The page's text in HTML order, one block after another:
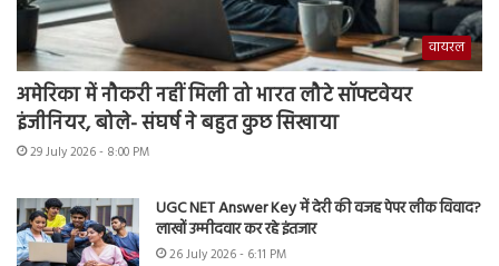
वायरल
अमेरिका में नौकरी नहीं मिली तो भारत लौटे सॉफ्टवेयर
इंजीनियर, बोले- संघर्ष ने बहुत कुछ सिखाया
29 July 2026 - 8:00 PM
UGC NET Answer Key में देरी की वजह पेपर लीक विवाद?
लाखों उम्मीदवार कर रहे इंतजार
26 July 2026 - 6:11 PM